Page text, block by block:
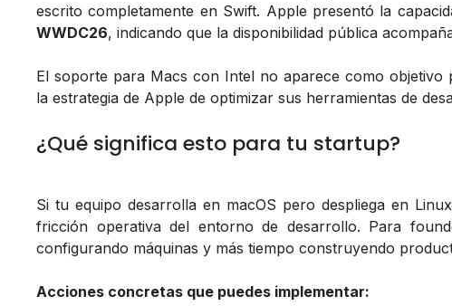
escrito completamente en Swift. Apple presentó la
WWDC26, indicando que la disponibilidad pública
El soporte para Macs con Intel no aparece como
la estrategia de Apple de optimizar sus herramientas de
¿Qué significa esto para tu startup?
Si tu equipo desarrolla en macOS pero despliega en
fricción operativa del entorno de desarrollo. Para
configurando máquinas y más tiempo construyendo
Acciones concretas que puedes implementar: